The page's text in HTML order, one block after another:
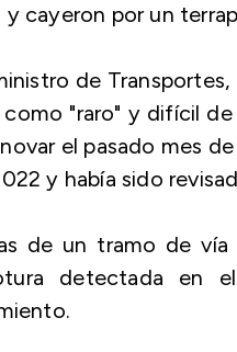
cayeron por un
de
"raro" y difícil
el pasado mes
y había sido
de un tramo de
detectada en